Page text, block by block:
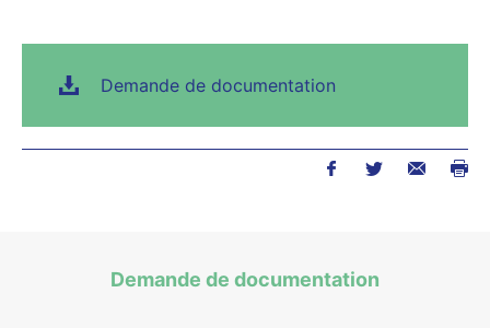
Demande de documentation
Demande de documentation